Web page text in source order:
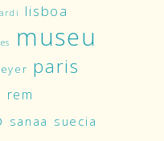
lisboa
museu
paris
rem
sanaa suecia